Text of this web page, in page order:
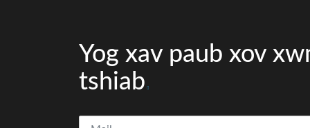
Yog xav paub xov
tshiab